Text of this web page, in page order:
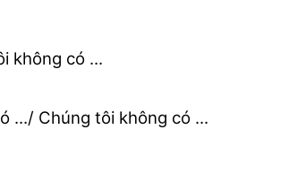
không có ...
.../ Chúng tôi không có ...